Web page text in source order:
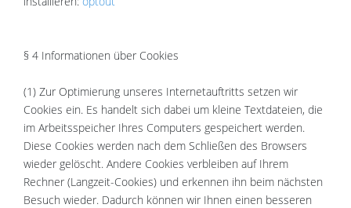
§ 4 Informationen über Cookies
(1) Zur Optimierung unseres Internetauftritts setzen wir
Cookies ein. Es handelt sich dabei um kleine Textdateien, die
im Arbeitsspeicher Ihres Computers gespeichert werden.
Diese Cookies werden nach dem Schließen des Browsers
wieder gelöscht. Andere Cookies verbleiben auf Ihrem
Rechner (Langzeit-Cookies) und erkennen ihn beim nächsten
Besuch wieder. Dadurch können wir Ihnen einen besseren